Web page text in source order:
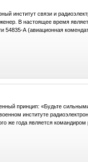
институт связи и
В настоящее время
54835-А (авиационная
принцип: «Будьте сильными
институте
же года является